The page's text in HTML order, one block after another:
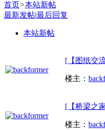
首页>本站新帖
最新发帖|最后回复
本站新帖
[【图纸交
楼主：
[【桥梁之
楼主：